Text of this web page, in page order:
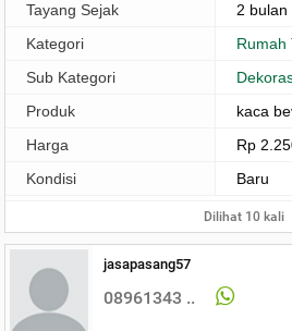
Tayang Sejak
2 bulan
Kategori
Rumah
Sub Kategori
Produk
kaca
Harga
Rp
Kondisi
Baru
Dilihat 10 kali
jasapasang57
08961343 ..